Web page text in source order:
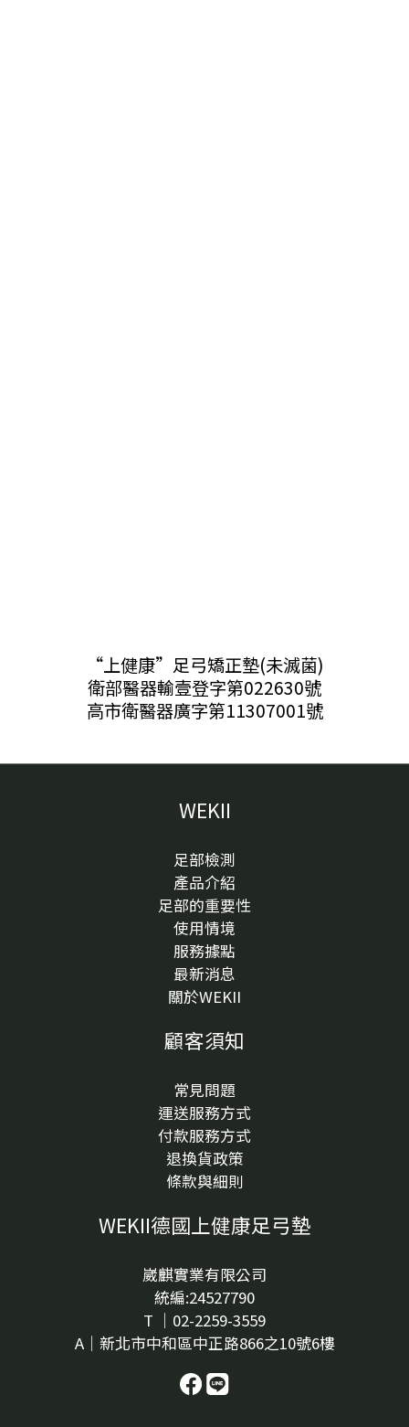
“上健康”足弓矯正墊(未滅菌)
衛部醫器輸壹登字第022630號
高市衛醫器廣字第11307001號
WEKII
足部檢測
產品介紹
足部的重要性
使用情境
服務據點
最新消息
關於WEKII
顧客須知
常見問題
運送服務方式
付款服務方式
退換貨政策
條款與細則
WEKII德國上健康足弓墊
崴麒實業有限公司
統編:24527790
T ｜02-2259-3559
A｜新北市中和區中正路866之10號6樓